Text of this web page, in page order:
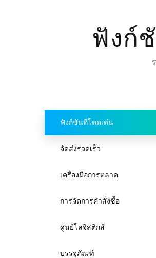
ฟังก์
ฟังก์ชันที่โดดเด่น
จัดส่งรวดเร็ว
เครื่องมือการตลาด
การจัดการคำสั่งซื้อ
ศูนย์โลจิสติกส์
บรรจุภัณฑ์